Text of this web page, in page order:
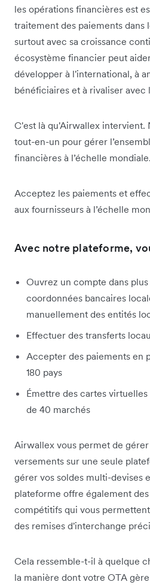
les opérations financières est
traitement des paiements dans
surtout avec sa croissance
écosystème financier peut
développer à l'international, à
bénéficiaires et à rivaliser avec
C'est là qu'Airwallex intervient.
tout-en-un pour gérer
financières à l’échelle mondiale.
Acceptez les paiements et
aux fournisseurs à l’échelle
Avec notre plateforme,
Ouvrez un compte dans
coordonnées bancaires
manuellement des entités
Effectuer des transferts
Accepter des paiements en
180 pays
Émettre des cartes
de 40 marchés
Airwallex vous permet de
versements sur une seule
gérer vos soldes multi-devises
plateforme offre également
compétitifs qui vous
des remises d'interchange
Cela ressemble-t-il à quelque
la manière dont votre OTA